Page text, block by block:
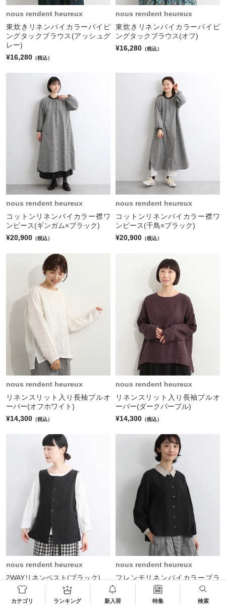
カテゴリ ランキング 新入荷 特集 検索
nous rendent heureux
東炊きリネンバイカラーパイピ
ングタックブラウス(アッシュグ
レー)
¥16,280 （税込）
nous rendent heureux
東炊きリネンバイカラーパイピ
ングタックブラウス(オフ)
¥16,280 （税込）
nous rendent heureux
コットンリネンバイカラー襟ワ
ンピース(ギンガム×ブラック)
¥20,900 （税込）
nous rendent heureux
コットンリネンバイカラー襟ワ
ンピース(千鳥×ブラック)
¥20,900 （税込）
nous rendent heureux
リネンスリット入り長袖プルオ
ーバー(オフホワイト)
¥14,300 （税込）
nous rendent heureux
リネンスリット入り長袖プルオ
ーバー(ダークパープル)
¥14,300 （税込）
nous rendent heureux
2WAYリネンベスト(ブラック)
¥13,750
nous rendent heureux
フレンチリネンバイカラーブラ
ウス(ブラックｘオフホワイト)
¥16,500
（税込）